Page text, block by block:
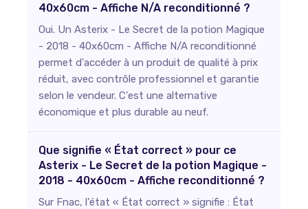
40x60cm - Affiche N/A reconditionné ?
Oui. Un Asterix - Le Secret de la potion Magique
- 2018 - 40x60cm - Affiche N/A reconditionné
permet d'accéder à un produit de qualité à prix
réduit, avec contrôle professionnel et garantie
selon le vendeur. C'est une alternative
économique et plus durable au neuf.
Que signifie « État correct » pour ce
Asterix - Le Secret de la potion Magique -
2018 - 40x60cm - Affiche reconditionné ?
Sur Fnac, l'état « État correct » signifie : État